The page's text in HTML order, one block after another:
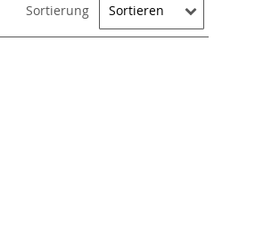
Sortierung